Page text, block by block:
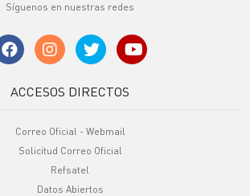
Síguenos en nuestras redes
ACCESOS DIRECTOS
Correo Oficial - Webmail
Solicitud Correo Oficial
Refsatel
Datos Abiertos